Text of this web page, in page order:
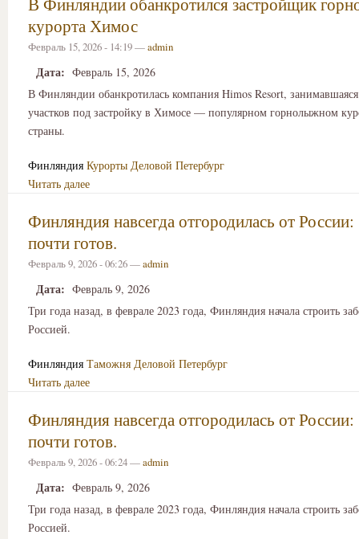
курорта Химос
Февраль 15, 2026 - 14:19 —admin
Дата: Февраль 15, 2026
В Финляндии обанкротилась компания Himos Resort,
участков под застройку в Химосе — популярном горнолыжном
страны.
Финляндия Курорты Деловой Петербург
Читать далее
Финляндия навсегда отгородилась от
почти готов.
Февраль 9, 2026 - 06:26 —admin
Дата: Февраль 9, 2026
Три года назад, в феврале 2023 года, Финляндия начала строить
Россией.
Финляндия Таможня Деловой Петербург
Читать далее
Финляндия навсегда отгородилась от
почти готов.
Февраль 9, 2026 - 06:24 —admin
Дата: Февраль 9, 2026
Три года назад, в феврале 2023 года, Финляндия начала строить
Россией.